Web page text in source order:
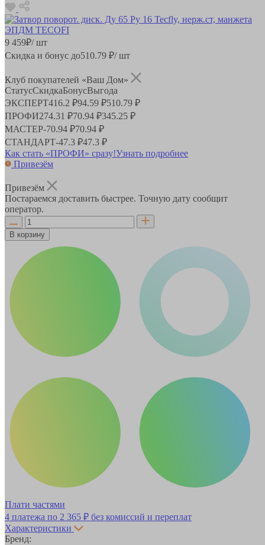
9 459₽/ шт
Скидка и бонус до510.79 ₽/ шт
Клуб покупателей «Ваш Дом»
СтатусСкидкаБонусВыгода
ЭКСПЕРТ416.2 ₽94.59 ₽510.79 ₽
ПРОФИ274.31 ₽70.94 ₽345.25 ₽
МАСТЕР-70.94 ₽70.94 ₽
СТАНДАРТ-47.3 ₽47.3 ₽
Как стать «ПРОФИ» сразу!Узнать подробнее
Привезём
Привезём
Постараемся доставить быстрее. Точную дату сообщит
оператор.
В корзину
Плати частями
4 платежа по 2 365 ₽ без комиссий и переплат
Характеристики
Бренд: